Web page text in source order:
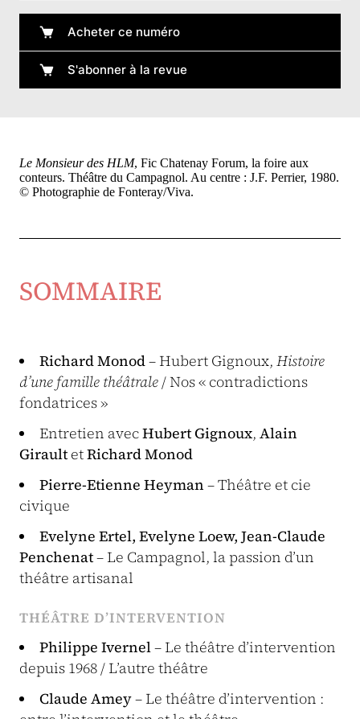
Acheter ce numéro
S'abonner à la revue
Le Monsieur des HLM, Fic Chatenay Forum, la foire aux
conteurs. Théâtre du Campagnol. Au centre : J.F. Perrier, 1980.
© Photographie de Fonteray/Viva.
SOMMAIRE
Richard Monod– Hubert Gignoux, Histoire
d’une famille théâtrale / Nos « contradictions
fondatrices »
Entretien avecHubert Gignoux, Alain
Girault etRichard Monod
Pierre-Etienne Heyman – Théâtre et cie
civique
Evelyne Ertel, Evelyne Loew, Jean-Claude
Penchenat– Le Campagnol, la passion d’un
théâtre artisanal
THÉÂTRE D’INTERVENTION
Philippe Ivernel– Le théâtre d’intervention
depuis 1968 / L’autre théâtre
Claude Amey– Le théâtre d’intervention :